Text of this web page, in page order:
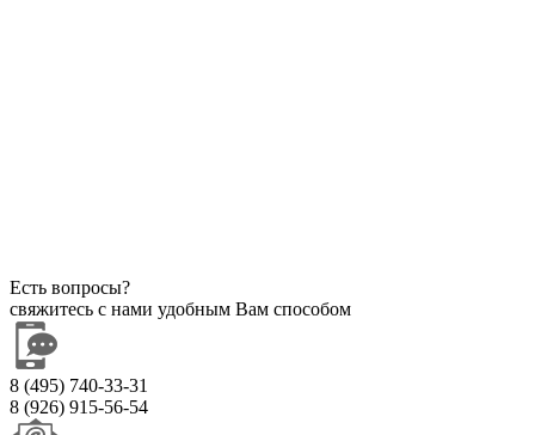
Есть вопросы?
свяжитесь с нами удобным Вам способом
8 (495) 740-33-31
8 (926) 915-56-54